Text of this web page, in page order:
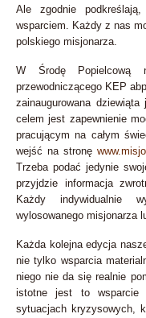
Ale zgodnie
wsparciem. Każdy z nas
polskiego misjonarza.
W Środę Popielcową
przewodniczącego KEP
zainaugurowana
celem jest zapewnienie
pracującym na całym
wejść na stronę
Trzeba podać jedynie
przyjdzie informacja
Każdy indywidualnie
wylosowanego misjonarza
Każda kolejna edycja
nie tylko wsparcia
niego nie da się realnie
istotne jest to wsparcie
sytuacjach kryzysowych,